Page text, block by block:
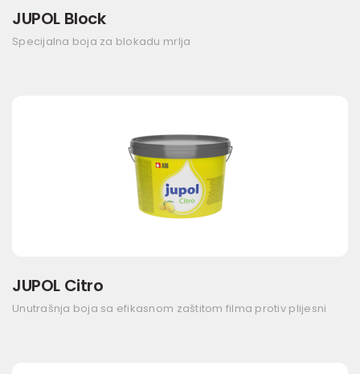
JUPOL Block
Specijalna boja za blokadu mrlja
JUPOL Citro
Unutrašnja boja sa efikasnom zaštitom filma protiv plijesni